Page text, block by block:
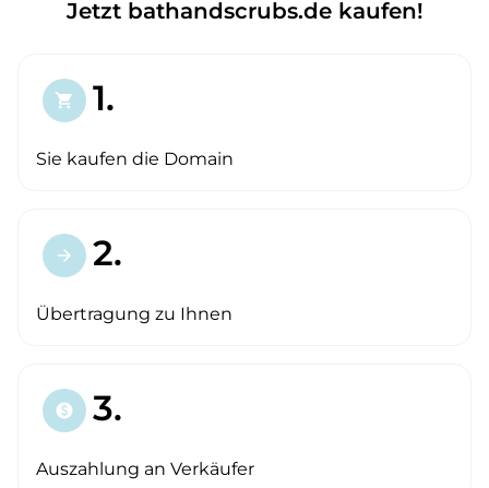
Jetzt bathandscrubs.de kaufen!
shopping_cart 1.
Sie kaufen die Domain
arrow_forward 2.
Übertragung zu Ihnen
paid 3.
Auszahlung an Verkäufer